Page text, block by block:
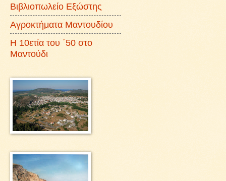
Βιβλιοπωλείο Εξώστης
Αγροκτήματα Μαντουδίου
Η 10ετία του ΄50 στο
Μαντούδι